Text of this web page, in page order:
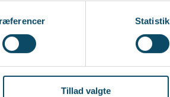
Statistik
Tillad valgte